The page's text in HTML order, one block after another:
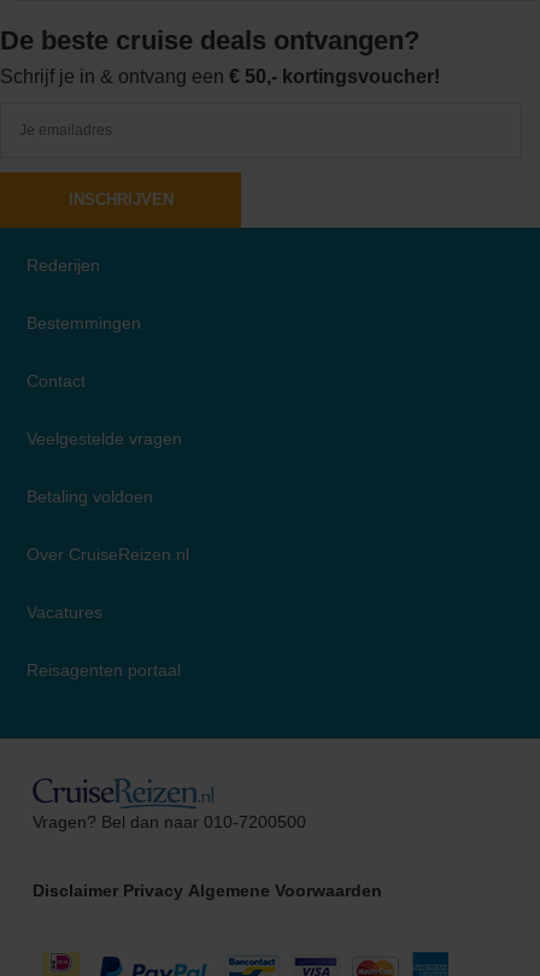
De beste cruise deals ontvangen?
Schrijf je in & ontvang een € 50,- kortingsvoucher!
INSCHRIJVEN
Rederijen
Bestemmingen
Contact
Veelgestelde vragen
Betaling voldoen
Over CruiseReizen.nl
Vacatures
Reisagenten portaal
Cruise Specialist
Vragen? Bel dan naar 010-7200500
Disclaimer Privacy Algemene Voorwaarden